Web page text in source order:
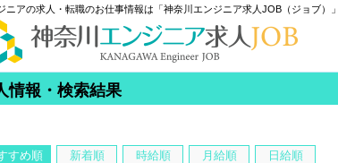
ニアの求人・転職のお仕事情報は「神奈川エンジニア求人JOB（ジョブ）」
情報・検索結果
すめ順 新着順 時給順 月給順 日給順